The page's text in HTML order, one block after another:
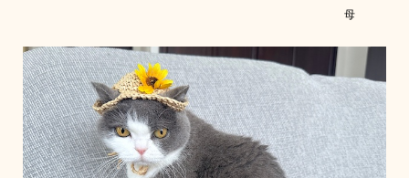
母